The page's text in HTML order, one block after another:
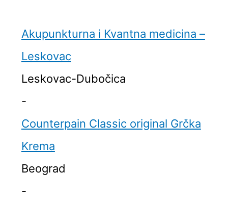
Akupunkturna i Kvantna medicina –
Leskovac
Leskovac-Dubočica
-
Counterpain Classic original Grčka
Krema
Beograd
-